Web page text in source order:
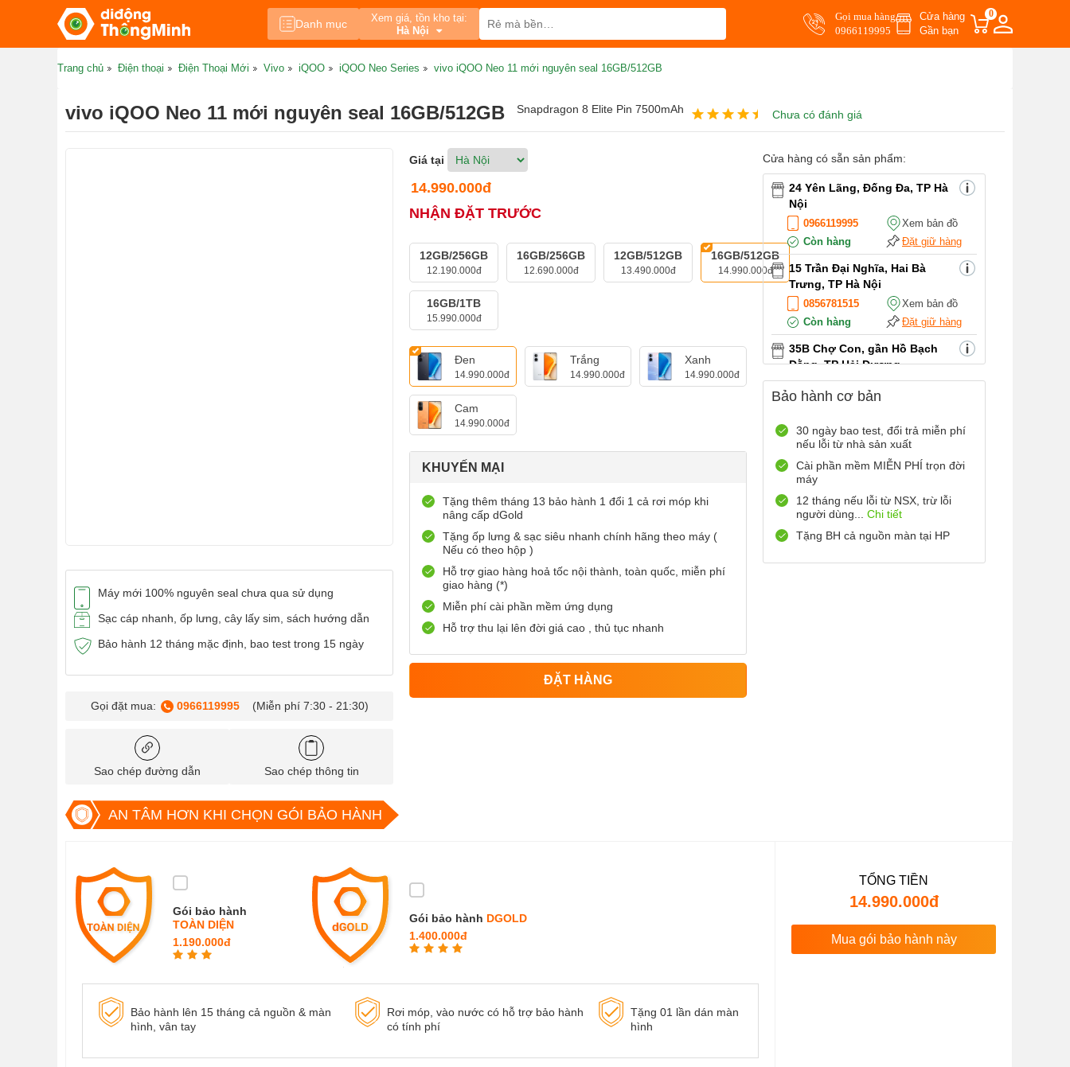
Danh mục
Xem giá, tồn kho tại:
Hà Nội
Gọi mua hàng
0966119995
Cửa hàng
Gần bạn
0
Trang chủ Điện thoại Điện Thoại Mới Vivo iQOO iQOO Neo Series vivo iQOO Neo 11 mới nguyên seal 16GB/512GB
vivo iQOO Neo 11 mới nguyên seal 16GB/512GB Snapdragon 8 Elite Pin 7500mAh Chưa có đánh giá
Máy mới 100% nguyên seal chưa qua sử dụng
Sạc cáp nhanh, ốp lưng, cây lấy sim, sách hướng dẫn
Bảo hành 12 tháng mặc định, bao test trong 15 ngày
Gọi đặt mua: 0966119995 (Miễn phí 7:30 - 21:30)
Sao chép đường dẫn Sao chép thông tin
Giá tại
14.990.000đ
NHẬN ĐẶT TRƯỚC
12GB/256GB
12.190.000đ
16GB/256GB
12.690.000đ
12GB/512GB
13.490.000đ
16GB/512GB
14.990.000đ
16GB/1TB
15.990.000đ
Đen
14.990.000đ
Trắng
14.990.000đ
Xanh
14.990.000đ
Cam
14.990.000đ
KHUYẾN MẠI
Tặng thêm tháng 13 bảo hành 1 đổi 1 cả rơi móp khi
nâng cấp dGold
Tặng ốp lưng & sạc siêu nhanh chính hãng theo máy (
Nếu có theo hộp )
Hỗ trợ giao hàng hoả tốc nội thành, toàn quốc, miễn phí
giao hàng (*)
Miễn phí cài phần mềm ứng dụng
Hỗ trợ thu lại lên đời giá cao , thủ tục nhanh
ĐẶT HÀNG
Cửa hàng có sẵn sản phẩm:
24 Yên Lãng, Đống Đa, TP Hà
Nội
0966119995
Xem bản đồ
Còn hàng
Đặt giữ hàng
15 Trần Đại Nghĩa, Hai Bà
Trưng, TP Hà Nội
0856781515
Xem bản đồ
Còn hàng
Đặt giữ hàng
35B Chợ Con, gần Hồ Bạch
Đằng, TP Hải Dương
0899965566
Xem bản đồ
Còn hàng
12 Điện Biên Phủ, TP Hải
Phòng
0916551212
Xem bản đồ
Còn hàng
Số 72 Trần Thành Ngọ,TP Hải
0888667272
Xem bản đồ
Còn hàng
Đặt giữ hàng
Bảo hành cơ bản
30 ngày bao test, đổi trả miễn phí
nếu lỗi từ nhà sản xuất
Cài phần mềm MIỄN PHÍ trọn đời
máy
12 tháng nếu lỗi từ NSX, trừ lỗi
người dùng... Chi tiết
Tặng BH cả nguồn màn tại HP
AN TÂM HƠN KHI CHỌN GÓI BẢO HÀNH
Gói bảo hành
TOÀN DIỆN
1.190.000đ
Gói bảo hành DGOLD
1.400.000đ
Bảo hành lên 15 tháng cả nguồn & màn
hình, vân tay
Rơi móp, vào nước có hỗ trợ bảo hành
có tính phí
Tặng 01 lần dán màn
hình
TỔNG TIỀN
14.990.000đ
Mua gói bảo hành này